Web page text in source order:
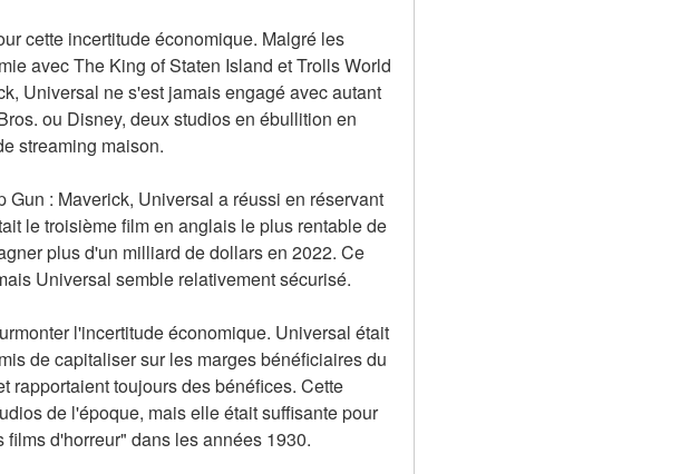
cette incertitude économique. Malgré les
avec The King of Staten Island et Trolls World
Universal ne s'est jamais engagé avec autant
ou Disney, deux studios en ébullition en
streaming maison.
: Maverick, Universal a réussi en réservant
le troisième film en anglais le plus rentable de
plus d'un milliard de dollars en 2022. Ce
Universal semble relativement sécurisé.
l'incertitude économique. Universal était
de capitaliser sur les marges bénéficiaires du
rapportaient toujours des bénéfices. Cette
de l'époque, mais elle était suffisante pour
d'horreur" dans les années 1930.